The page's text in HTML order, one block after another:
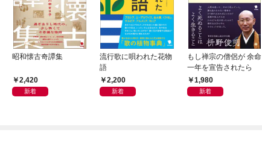
昭和懐古奇譚集
2,420
新着
流行歌に唄われた花物
語
2,200
新着
もし禅宗の僧侶が 余命
一年を宣告されたら
1,980
新着